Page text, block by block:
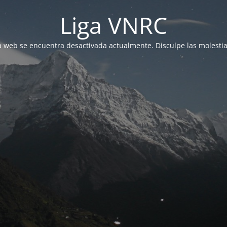
Liga VNRC
web se encuentra desactivada actualmente. Disculpe las